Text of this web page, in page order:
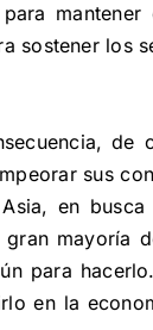
sostener
de
sus
en
mayoría
para
en la